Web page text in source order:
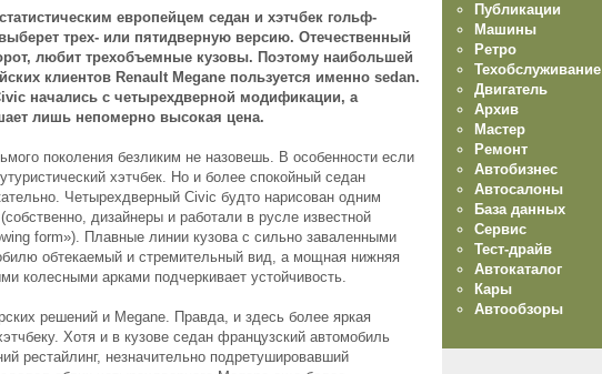
европейцем седан и хэтчбек гольф-
трех- или пятидверную версию. Отечественный
любит трехобъемные кузовы. Поэтому наибольшей
клиентов Renault Megane пользуется именно sedan.
начались с четырехдверной модификации, а
лишь непомерно высокая цена.
поколения безликим не назовешь. В особенности если
хэтчбек. Но и более спокойный седан
Четырехдверный Civic будто нарисован одним
дизайнеры и работали в русле известной
form»). Плавные линии кузова с сильно заваленными
обтекаемый и стремительный вид, а мощная нижняя
колесными арками подчеркивает устойчивость.
решений и Megane. Правда, и здесь более яркая
Хотя и в кузове седан французский автомобиль
рестайлинг, незначительно подретушировавший
Публикации
Машины
Ретро
Техобслуживание
Двигатель
Архив
Мастер
Ремонт
Автобизнес
Автосалоны
База данных
Сервис
Тест-драйв
Автокаталог
Кары
Автообзоры